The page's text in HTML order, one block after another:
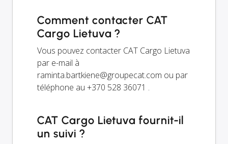
Comment contacter CAT
Cargo Lietuva ?
Vous pouvez contacter CAT Cargo Lietuva
par e-mail à
raminta.bartkiene@groupecat.com ou par
téléphone au +370 528 36071 .
CAT Cargo Lietuva fournit-il
un suivi ?